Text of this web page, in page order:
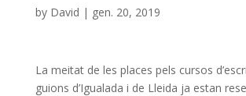
by David | gen. 20, 2019
La meitat de les places pels cursos
guions d’Igualada i de Lleida ja estan